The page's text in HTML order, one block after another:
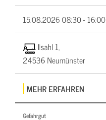
15.08.202608:30 - 16:00
Ilsahl 1,
24536 Neumünster
MEHR ERFAHREN
Gefahrgut